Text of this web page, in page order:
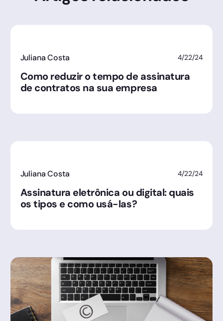
Juliana Costa 4/22/24
Como reduzir o tempo de assinatura
de contratos na sua empresa
Juliana Costa 4/22/24
Assinatura eletrônica ou digital: quais
os tipos e como usá-las?